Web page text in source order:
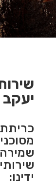
יעקב
שמירה
ידינו: